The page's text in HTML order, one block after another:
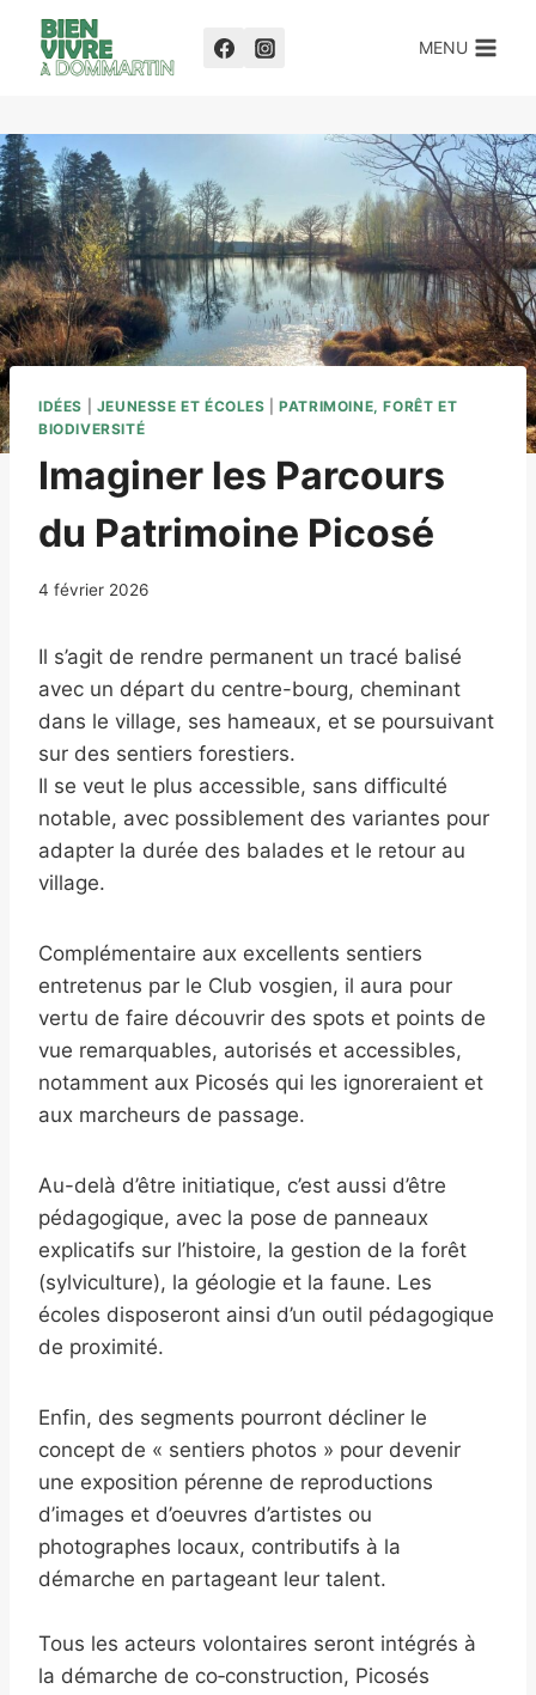
MENU
IDÉES JEUNESSE ET ÉCOLES |PATRIMOINE, FORÊT ET
BIODIVERSITÉ
Imaginer les Parcours
du Patrimoine Picosé
4 février 2026
Il s’agit de rendre permanent un tracé balisé
avec un départ du centre-bourg, cheminant
dans le village, ses hameaux, et se poursuivant
sur des sentiers forestiers.
Il se veut le plus accessible, sans difficulté
notable, avec possiblement des variantes pour
adapter la durée des balades et le retour au
village.
Complémentaire aux excellents sentiers
entretenus par le Club vosgien, il aura pour
vertu de faire découvrir des spots et points de
vue remarquables, autorisés et accessibles,
notamment aux Picosés qui les ignoreraient et
aux marcheurs de passage.
Au-delà d’être initiatique, c’est aussi d’être
pédagogique, avec la pose de panneaux
explicatifs sur l’histoire, la gestion de la forêt
(sylviculture), la géologie et la faune. Les
écoles disposeront ainsi d’un outil pédagogique
de proximité.
Enfin, des segments pourront décliner le
concept de « sentiers photos » pour devenir
une exposition pérenne de reproductions
d’images et d’oeuvres d’artistes ou
photographes locaux, contributifs à la
démarche en partageant leur talent.
Tous les acteurs volontaires seront intégrés à
la démarche de co‑construction, Picosés